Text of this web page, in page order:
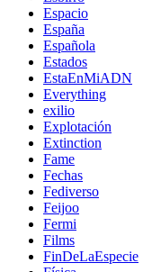
Espacio
España
Española
Estados
EstaEnMiADN
Everything
exilio
Explotación
Extinction
Fame
Fechas
Fediverso
Feijoo
Fermi
Films
FinDeLaEspecie